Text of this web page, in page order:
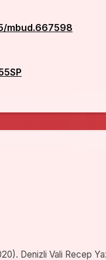
mbud.667598
Denizli Vali Recep